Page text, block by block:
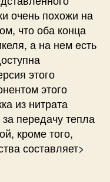
очень похожи на
что оба конца
а на нем есть
этого
этого
из нитрата
передачу тепла
кроме того,
составляет>